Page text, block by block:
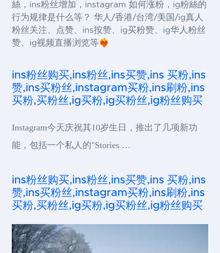
絲，ins粉丝增加，instagram 如何涨粉，ig粉絲的
行为规律是什么等？ 华人/香港/台湾/美国/ig真人
粉丝关注、点赞、ins按赞、ig买粉赞、ig华人粉丝
赞、ig视频直播浏览等❤️‍🔥
ins粉丝购买,ins粉丝,ins买赞,ins 买粉,ins
赞,ins买粉丝,instagram买粉,ins刷粉,ins
买粉,买粉丝,ig买粉,ig买粉丝,ig粉丝购买
Instagram今天庆祝其10岁生日，推出了几项新功
能，包括一个私人的"Stories …
ins粉丝购买,ins粉丝,ins买赞,ins 买粉,ins
赞,ins买粉丝,instagram买粉,ins刷粉,ins
买粉,买粉丝,ig买粉,ig买粉丝,ig粉丝购买